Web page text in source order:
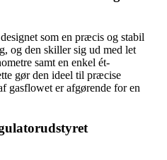
som en præcis og stabil
og den skiller sig ud med let
samt en enkel ét-
gør den ideel til præcise
gasflowet er afgørende for en